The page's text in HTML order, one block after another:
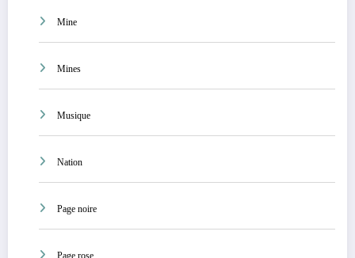
Mine
Mines
Musique
Nation
Page noire
Page rose